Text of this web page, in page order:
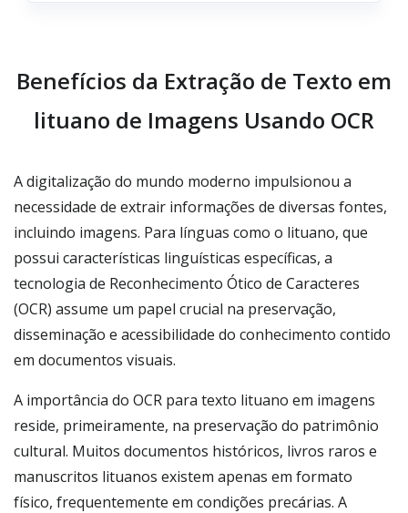
Benefícios da Extração de Texto em
lituano de Imagens Usando OCR
A digitalização do mundo moderno impulsionou a
necessidade de extrair informações de diversas fontes,
incluindo imagens. Para línguas como o lituano, que
possui características linguísticas específicas, a
tecnologia de Reconhecimento Ótico de Caracteres
(OCR) assume um papel crucial na preservação,
disseminação e acessibilidade do conhecimento contido
em documentos visuais.
A importância do OCR para texto lituano em imagens
reside, primeiramente, na preservação do patrimônio
cultural. Muitos documentos históricos, livros raros e
manuscritos lituanos existem apenas em formato
físico, frequentemente em condições precárias. A